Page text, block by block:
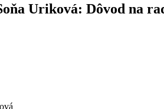
Uriková: Dôvod na